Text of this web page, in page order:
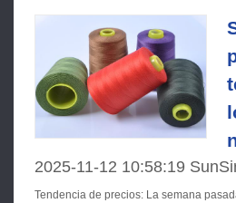
2025-11-12 10:58:19
Tendencia de precios: La semana pasada (3 de noviembre de 2025 - 7 de noviembre de 2025), los precios